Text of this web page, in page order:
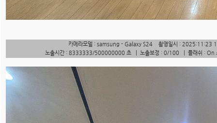
카메라모델 : samsung - Galaxy S24 촬영일시 :
노출시간 : 8333333/500000000 초 | 노출보정 : 0/100 | 플래쉬 : On